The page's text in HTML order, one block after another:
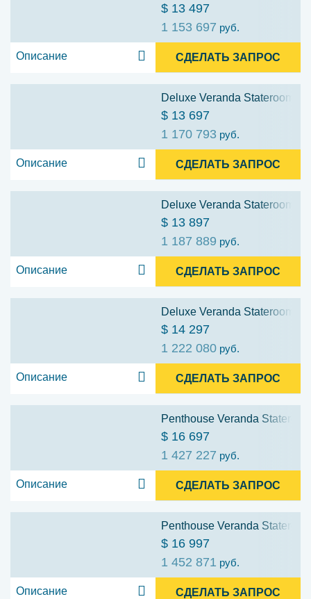
$ 13 497
1 153 697 руб.
Описание СДЕЛАТЬ ЗАПРОС
Deluxe Veranda Stateroom
$ 13 697
1 170 793 руб.
Описание СДЕЛАТЬ ЗАПРОС
Deluxe Veranda Stateroom
$ 13 897
1 187 889 руб.
Описание СДЕЛАТЬ ЗАПРОС
Deluxe Veranda Stateroom
$ 14 297
1 222 080 руб.
Описание СДЕЛАТЬ ЗАПРОС
Penthouse Veranda
$ 16 697
1 427 227 руб.
Описание СДЕЛАТЬ ЗАПРОС
Penthouse Veranda
$ 16 997
1 452 871 руб.
Описание СДЕЛАТЬ ЗАПРОС